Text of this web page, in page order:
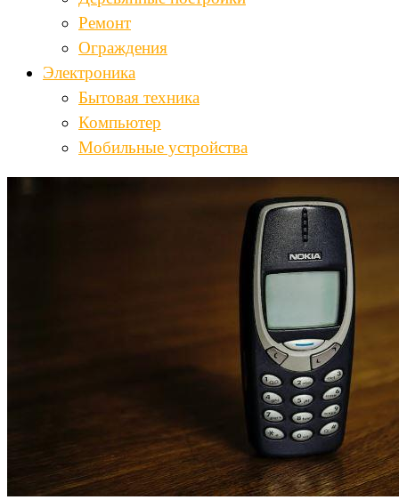
Ремонт
Ограждения
Электроника
Бытовая техника
Компьютер
Мобильные устройства